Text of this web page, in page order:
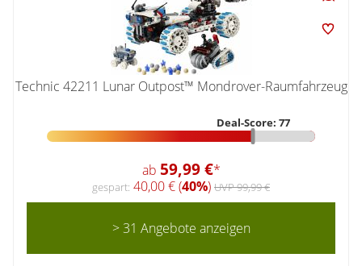
Technic 42211 Lunar Outpost™ Mondrover-Raumfahrzeug
Deal-Score: 77
ab 59,99 €*
gespart: 40,00 € (40%) UVP 99,99 €
> 31 Angebote anzeigen